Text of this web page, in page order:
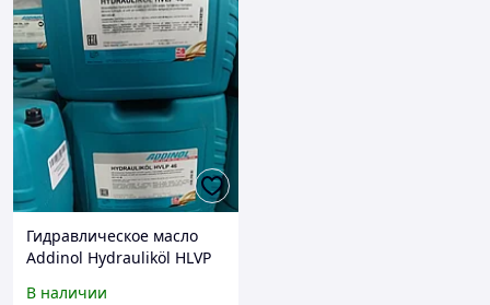
Гидравлическое масло
Addinol Hydrauliköl HLVP
В наличии